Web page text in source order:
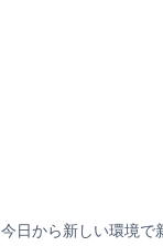
今日から新しい環境で